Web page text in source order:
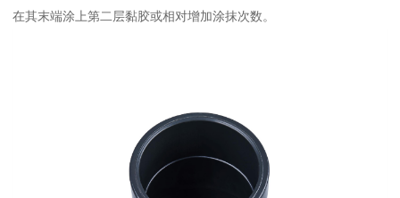
在其末端涂上第二层黏胶或相对增加涂抹次数。